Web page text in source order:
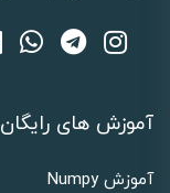
آموزش های رایگان
آموزش Numpy